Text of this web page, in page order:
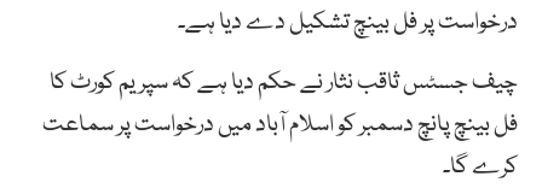
درخواست پر فل بینچ تشکیل دے دیا ہے۔
چیف جسٹس ثاقب نثار نے حکم دیا ہے کہ سپریم کورٹ کا
فل بینچ پانچ دسمبر کو اسلام آباد میں درخواست پر سماعت
کرے گا۔